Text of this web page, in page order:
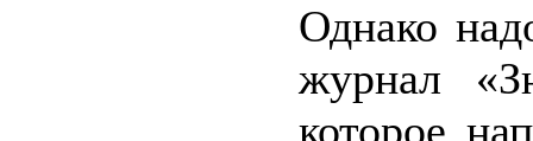
Однако
журнал
которое